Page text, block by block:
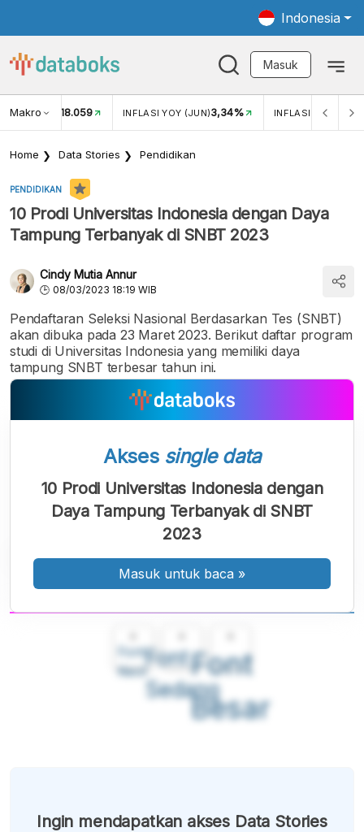
Indonesia
Masuk
Makro
USD/IDR 18.059 INFLASI YOY (JUN)3,34% INFLASI MOM
Home Data Stories Pendidikan
PENDIDIKAN
10 Prodi Universitas Indonesia dengan Daya
Tampung Terbanyak di SNBT 2023
Cindy Mutia Annur
08/03/2023 18:19 WIB
Pendaftaran Seleksi Nasional Berdasarkan Tes (SNBT)
akan dibuka pada 23 Maret 2023. Berikut daftar program
studi di Universitas Indonesia yang memiliki daya
tampung SNBT terbesar tahun ini.
Font
Kecil
Font
Sedang
Font
Besar
Akses single data
10 Prodi Universitas Indonesia dengan
Daya Tampung Terbanyak di SNBT
2023
Masuk untuk baca »
Ingin mendapatkan akses Data Stories